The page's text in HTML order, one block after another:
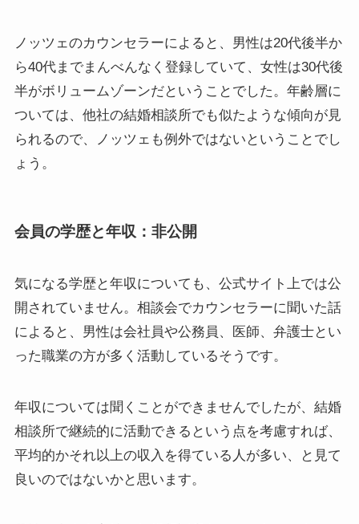
ノッツェのカウンセラーによると、男性は20代後半か
ら40代までまんべんなく登録していて、女性は30代後
半がボリュームゾーンだということでした。年齢層に
ついては、他社の結婚相談所でも似たような傾向が見
られるので、ノッツェも例外ではないということでし
ょう。
会員の学歴と年収：非公開
気になる学歴と年収についても、公式サイト上では公
開されていません。相談会でカウンセラーに聞いた話
によると、男性は会社員や公務員、医師、弁護士とい
った職業の方が多く活動しているそうです。
年収については聞くことができませんでしたが、結婚
相談所で継続的に活動できるという点を考慮すれば、
平均的かそれ以上の収入を得ている人が多い、と見て
良いのではないかと思います。